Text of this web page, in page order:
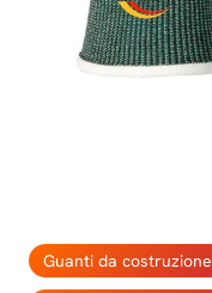
Guanti da costruzione